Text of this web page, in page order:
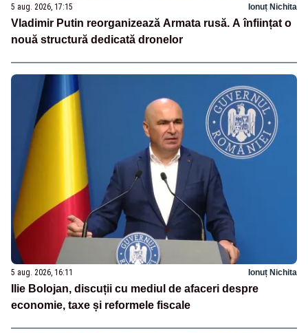
5 aug. 2026, 17:15 Ionuț Nichita
Vladimir Putin reorganizează Armata rusă. A înființat o
nouă structură dedicată dronelor
5 aug. 2026, 16:11 Ionuț Nichita
Ilie Bolojan, discuții cu mediul de afaceri despre
economie, taxe și reformele fiscale